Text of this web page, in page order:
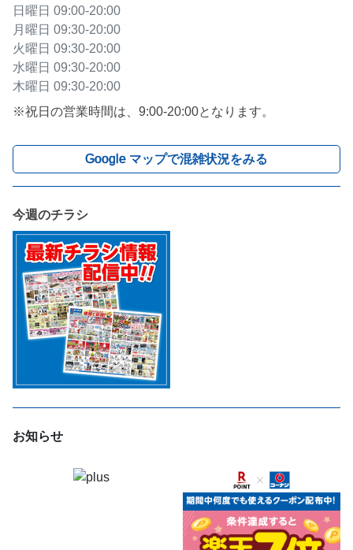
日曜日 09:00-20:00
月曜日 09:30-20:00
火曜日 09:30-20:00
水曜日 09:30-20:00
木曜日 09:30-20:00
※祝日の営業時間は、9:00-20:00となります。
Google マップで混雑状況をみる
今週のチラシ
お知らせ